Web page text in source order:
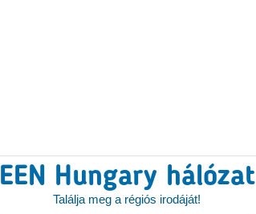
EEN Hungary hálózat
Találja meg a régiós irodáját!